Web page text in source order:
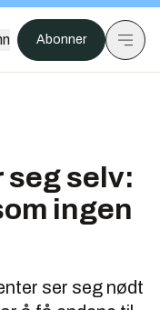
Abonner
seg selv:
ingen
ser seg nødt